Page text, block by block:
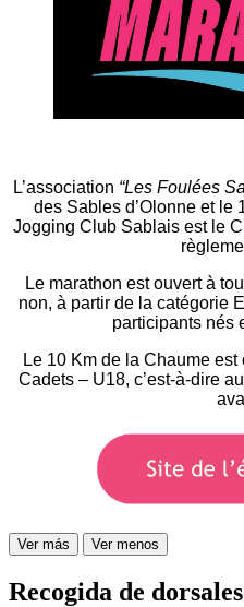
L’association “Les Foulées
des Sables d’Olonne et le
Jogging Club Sablais est le
Le marathon est ouvert à
non, à partir de la catégorie
participants nés
Le 10 Km de la Chaume
Cadets – U18, c’est-à-dire
Ver más Ver menos
Recogida de dorsales